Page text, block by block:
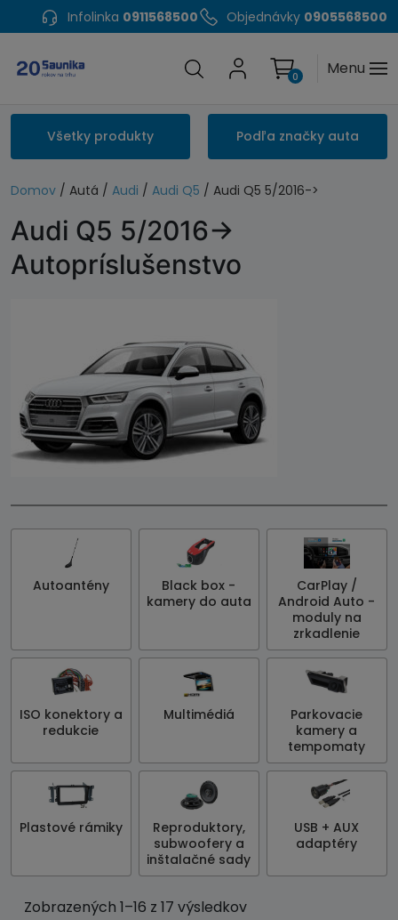
Infolinka 0911568500 Objednávky 0905568500
Menu
0
Všetky produkty Podľa značky auta
Domov / Autá / Audi / Audi Q5 / Audi Q5 5/2016->
Audi Q5 5/2016->
Autopríslušenstvo
Autoantény
Black box -
kamery do auta
CarPlay /
Android Auto -
moduly na
zrkadlenie
ISO konektory a
redukcie
Multimédiá
Parkovacie
kamery a
tempomaty
Plastové rámiky
Reproduktory,
subwoofery a
inštalačné sady
USB + AUX
adaptéry
Zobrazených 1–16 z 17 výsledkov